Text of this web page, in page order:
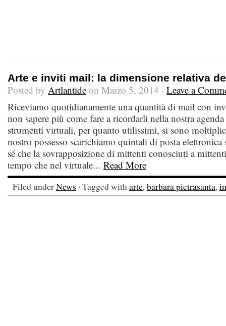
Arte e inviti mail: la dimensione relativa
Posted by Artlantide on Marzo 5, 2014 · Leave a
Riceviamo quotidianamente una quantità di mail con
non sapere più come fare a ricordarli nella nostra
strumenti virtuali, per quanto utilissimi, si sono
nostro possesso scarichiamo quintali di posta elettronica
sé che la sovrapposizione di mittenti conosciuti a
tempo che nel virtuale... Read More
Filed underNews · Tagged witharte,barbara pietrasanta,